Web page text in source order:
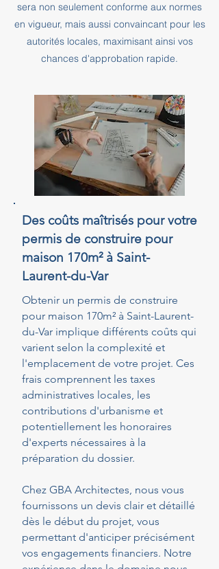
sera non seulement conforme aux normes
en vigueur, mais aussi convaincant pour les
autorités locales, maximisant ainsi vos
chances d'approbation rapide.
Des coûts maîtrisés pour votre
permis de construire pour
maison 170m² à Saint-
Laurent-du-Var
Obtenir un permis de construire
pour maison 170m² à Saint-Laurent-
du-Var implique différents coûts qui
varient selon la complexité et
l'emplacement de votre projet. Ces
frais comprennent les taxes
administratives locales, les
contributions d'urbanisme et
potentiellement les honoraires
d'experts nécessaires à la
préparation du dossier.
Chez GBA Architectes, nous vous
fournissons un devis clair et détaillé
dès le début du projet, vous
permettant d'anticiper précisément
vos engagements financiers. Notre